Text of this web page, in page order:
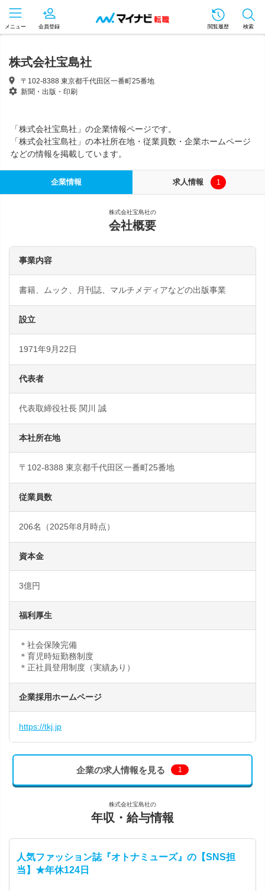
メニュー 会員登録 閲覧履歴 検索
株式会社宝島社
〒102-8388 東京都千代田区一番町25番地
新聞・出版・印刷
「株式会社宝島社」の企業情報ページです。
「株式会社宝島社」の本社所在地・従業員数・企業ホームページ
などの情報を掲載しています。
企業情報 求人情報 1
株式会社宝島社の
会社概要
事業内容
書籍、ムック、月刊誌、マルチメディアなどの出版事業
設立
1971年9月22日
代表者
代表取締役社長 関川 誠
本社所在地
〒102-8388 東京都千代田区一番町25番地
従業員数
206名（2025年8月時点）
資本金
3億円
福利厚生
＊社会保険完備
＊育児時短勤務制度
＊正社員登用制度（実績あり）
企業採用ホームページ
https://tkj.jp
企業の求人情報を見る 1
株式会社宝島社の
年収・給与情報
人気ファッション誌『オトナミューズ』の【SNS担
当】★年休124日